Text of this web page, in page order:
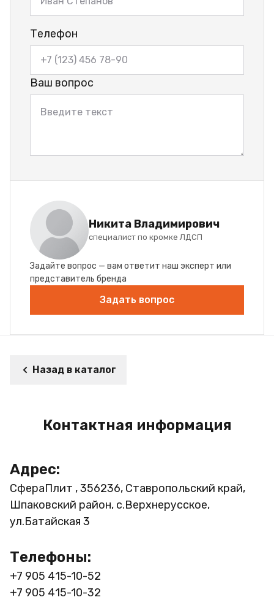
Телефон
Ваш вопрос
Никита Владимирович
специалист по кромке ЛДСП
Задайте вопрос — вам ответит наш эксперт или
представитель бренда
Задать вопрос
Назад в каталог
Контактная информация
Адрес:
СфераПлит , 356236, Ставропольский край,
Шпаковский район, с.Верхнерусское,
ул.Батайская 3
Телефоны:
+7 905 415-10-52
+7 905 415-10-32